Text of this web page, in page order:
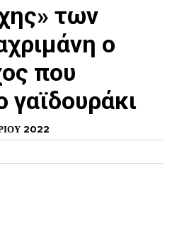
των
ο
που
γαϊδουράκι
2022